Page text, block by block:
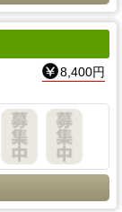
8,400円